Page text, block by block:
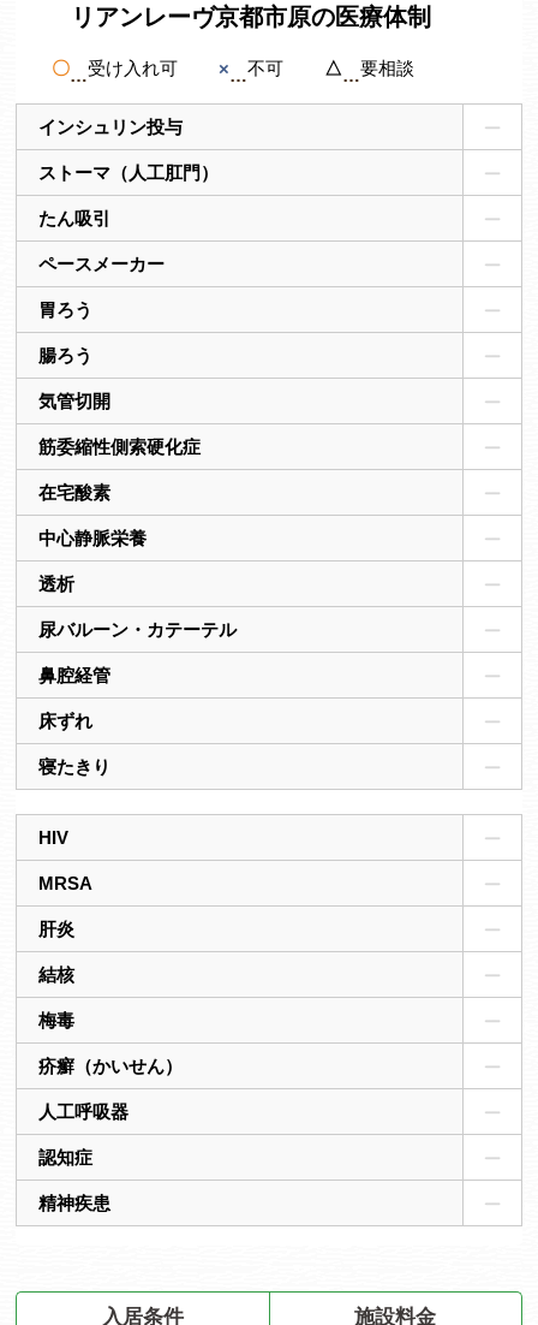
リアンレーヴ京都市原の医療体制
〇 受け入れ可 × 不可 △ 要相談
インシュリン投与
ストーマ（人工肛門）
たん吸引
ペースメーカー
胃ろう
腸ろう
気管切開
筋委縮性側索硬化症
在宅酸素
中心静脈栄養
透析
尿バルーン・カテーテル
鼻腔経管
床ずれ
寝たきり
HIV
MRSA
肝炎
結核
梅毒
疥癬（かいせん）
人工呼吸器
認知症
精神疾患
入居条件 施設料金